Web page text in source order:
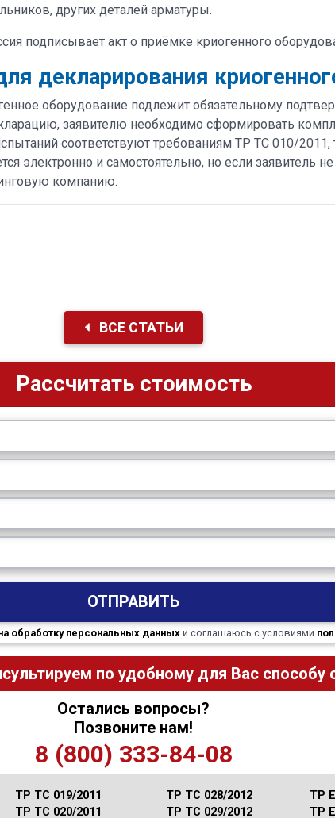
других деталей арматуры.
подписывает акт о приёмке криогенного
декларирования
оборудование подлежит обязательному
заявителю необходимо сформировать
соответствуют требованиям ТР ТС 010/2011,
электронно и самостоятельно, но если заявитель
компанию.
ВСЕ СТАТЬИ
Рассчитать стоимость
ОТПРАВИТЬ
обработку персональных данныхи соглашаюсь с условиями
по удобному для Вас способу
Остались вопросы?
Позвоните нам!
8 (800) 333-84-08
ТР ТС 019/2011
ТР ТС 020/2011
ТР ТС 028/2012
ТР ТС 029/2012
ТР
ТР